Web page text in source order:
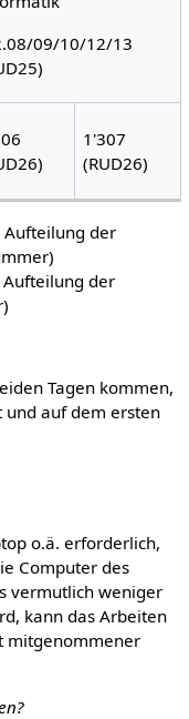
09/10/12/13
1'307
(RUD26)
Aufteilung der
Aufteilung der
Tagen kommen,
auf dem ersten
o.ä. erforderlich,
Computer des
vermutlich weniger
kann das Arbeiten
mitgenommener